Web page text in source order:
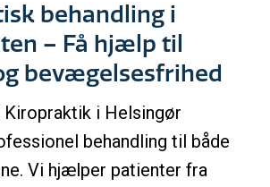
behandling i
– Få hjælp til
bevægelsesfrihed
Kiropraktik i Helsingør
behandling til både
Vi hjælper patienter fra